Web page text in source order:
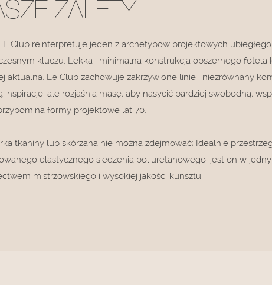
ZALETY
Club reinterpretuje jeden z archetypów projektowych
kluczu. Lekka i minimalna konstrukcja obszernego fotela
aktualna. Le Club zachowuje zakrzywione linie i niezrównany
inspirację, ale rozjaśnia masę, aby nasycić bardziej swobodną,
formy projektowe lat 70.
tkaniny lub skórzana nie można zdejmować; Idealnie
elastycznego siedzenia poliuretanowego, jest on w
mistrzowskiego i wysokiej jakości kunsztu.